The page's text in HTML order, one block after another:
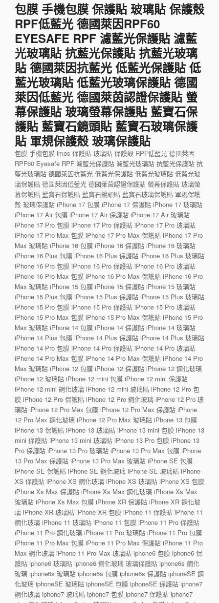
包膜 手機包膜 保護貼 玻璃貼 保護殼
RPF低藍光 德國萊因RPF60
EYESAFE RPF 濾藍光保護貼 濾藍
光玻璃貼 抗藍光保護貼 抗藍光玻璃
貼 德國萊因抗藍光 低藍光保護貼 低
藍光玻璃貼 低藍光玻璃保護貼 德國
萊因低藍光 德國萊茵認證保護貼 螢
幕保護貼 玻璃螢幕保護貼 藍寶石保
護貼 藍寶石鏡頭貼 藍寶石玻璃保護
貼 軍規保護殼 玻璃保護貼
包膜 手機包膜 imos 保護貼 玻璃貼 保護殼 RPF低藍光 德國萊因
RPF60 Eyesafe RPF 濾藍光保護貼 濾藍光玻璃貼 抗藍光保護貼 抗
藍光玻璃貼 德國萊因抗藍光 低藍光保護貼 低藍光玻璃貼 低藍光玻
璃保護貼 德國萊因低藍光 德國萊茵認證保護貼 螢幕保護貼 玻璃螢
幕保護貼 藍寶石保護貼 藍寶石鏡頭貼 藍寶石玻璃保護貼 軍規保護
殼 玻璃保護貼 iPhone 17 包膜 iPhone 17 保護貼 iPhone 17 玻璃貼
iPhone 17 Air 包膜 iPhone 17 Air 保護貼 iPhone 17 Air 玻璃貼
iPhone 17 Pro 包膜 iPhone 17 Pro 保護貼 iPhone 17 Pro 玻璃貼
iPhone 17 Pro Max 包膜 iPhone 17 Pro Max 保護貼 iPhone 17 Pro
Max 玻璃貼 iPhone 16 包膜 iPhone 16 保護貼 iPhone 16 玻璃貼
iPhone 16 Plus 包膜 iPhone 16 Plus 保護貼 iPhone 16 Plus 玻璃貼
iPhone 16 Pro 包膜 iPhone 16 Pro 保護貼 iPhone 16 Pro 玻璃貼
iPhone 16 Pro Max 包膜 iPhone 16 Pro Max 保護貼 iPhone 16 Pro
Max 玻璃貼 iPhone 15 包膜 iPhone 15 保護貼 iPhone 15 玻璃貼
iPhone 15 Plus 包膜 iPhone 15 Plus 保護貼 iPhone 15 Plus 玻璃貼
iPhone 15 Pro 包膜 iPhone 15 Pro 保護貼 iPhone 15 Pro 玻璃貼
iPhone 15 Pro Max 包膜 iPhone 15 Pro Max 保護貼 iPhone 15 Pro
Max 玻璃貼 iPhone 14 包膜 iPhone 14 保護貼 iPhone 14 玻璃貼
iPhone 14 Plus 包膜 iPhone 14 Plus 保護貼 iPhone 14 Plus 玻璃貼
iPhone 14 Pro 包膜 iPhone 14 Pro 保護貼 iPhone 14 Pro 玻璃貼
iPhone 14 Pro Max 包膜 iPhone 14 Pro Max 保護貼 iPhone 14 Pro
Max 玻璃貼 iPhone 12 包膜 iPhone 12 保護貼 iPhone 12 鋼化玻璃
iPhone 12 玻璃貼 iPhone 12 mini 包膜 iPhone 12 mini 保護貼
iPhone 12 mini 鋼化玻璃 iPhone 12 mini 玻璃貼 iPhone 12 Pro 包
膜 iPhone 12 Pro 保護貼 iPhone 12 Pro 鋼化玻璃 iPhone 12 Pro 玻
璃貼 iPhone 12 Pro Max 包膜 iPhone 12 Pro Max 保護貼 iPhone
12 Pro Max 鋼化玻璃 iPhone 12 Pro Max 玻璃貼 iPhone 13 包膜
iPhone 13 保護貼 iPhone 13 玻璃貼 iPhone 13 mini 包膜 iPhone 13
mini 保護貼 iPhone 13 mini 玻璃貼 iPhone 13 Pro 包膜 iPhone 13
Pro 保護貼 iPhone 13 Pro 玻璃貼 iPhone 13 Pro Max 包膜 iPhone
13 Pro Max 保護貼 iPhone 13 Pro Max 玻璃貼 iPhone SE 包膜
iPhone SE 保護貼 iPhone SE 鋼化玻璃 iPhone SE 玻璃貼 iPhone
XS 保護貼 iPhone XS 鋼化玻璃 iPhone XS 玻璃貼 iPhone XS 包膜
iPhone Xs Max 保護貼 iPhone Xs Max 鋼化玻璃 iPhone Xs Max
玻璃貼 iPhone Xs Max 包膜 iPhone XR 保護貼 iPhone XR 鋼化玻
璃 iPhone XR 玻璃貼 iPhone XR 包膜 iPhone 11 保護貼 iPhone 11
鋼化玻璃 iPhone 11 玻璃貼 iPhone 11 包膜 iPhone 11 Pro 保護貼
iPhone 11 Pro 鋼化玻璃 iPhone 11 Pro 玻璃貼 iPhone 11 Pro 包膜
iPhone 11 Pro Max 包膜 iPhone 11 Pro Max 保護貼 iPhone 11 Pro
Max 鋼化玻璃 iPhone 11 Pro Max 玻璃貼 iphone6 包膜 iphone6 保
護貼 iphone6 玻璃貼 iphone6 鋼化玻璃 玻璃保護貼 iphone6s 鋼化
玻璃 iphone6s 玻璃貼 iphone6s 包膜 iphone6s 保護貼 iphoneSE 鋼
化玻璃 iphoneSE 玻璃貼 iphoneSE 包膜 iphoneSE 保護貼 iphone7
鋼化玻璃 iphone7 玻璃貼 iphone7 包膜 iphone7 保護貼 iphone7